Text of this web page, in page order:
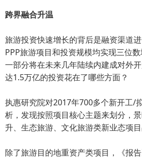
跨界融合升温
旅游投资快速增长的背后是融资渠道
PPP旅游项目和投资规模均实现三位
一部分将在未来几年陆续内建成对外
达1.5万亿的投资花在了哪些方面？
执惠研究院对2017年700多个新开工/
析，发现按照项目核心主题来划分，
升、生态旅游、文化旅游类新业态项目
除了旅游目的地重资产类项目，《报